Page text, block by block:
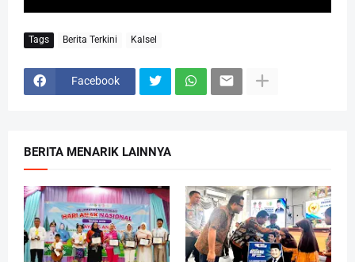
Tags Berita Terkini Kalsel
Facebook
BERITA MENARIK LAINNYA